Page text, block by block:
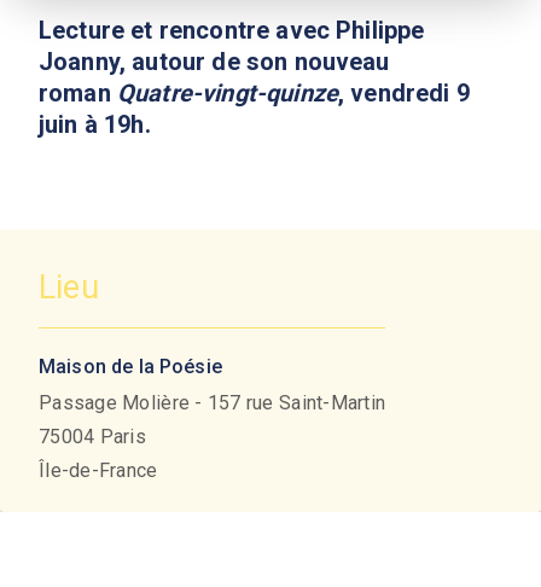
Lecture et rencontre avec Philippe
Joanny, autour de son nouveau
roman Quatre-vingt-quinze, vendredi 9
juin à 19h.
Lieu
Maison de la Poésie
Passage Molière - 157 rue Saint-Martin
75004 Paris
Île-de-France